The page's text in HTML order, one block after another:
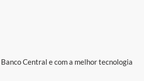
Central e com a melhor tecnologia